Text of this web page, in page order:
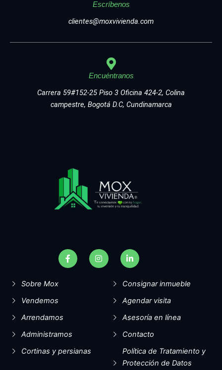
Escríbenos
clientes@moxvivienda.com
Encuéntranos
Carrera 59#152-25 Piso 3 Oficina 424-2, Colina
campestre, Bogotá D.C, Cundinamarca
F
a
c
e
I
n
s
t
L
i
n
k
d
n
i
Sobre Mox
Vendemos
Arrendamos
Administramos
Cortinas y persianas
Consignar inmueble
Agendar visita
Asesoría en línea
Contacto
Política de Tratamiento y
Protección de Datos